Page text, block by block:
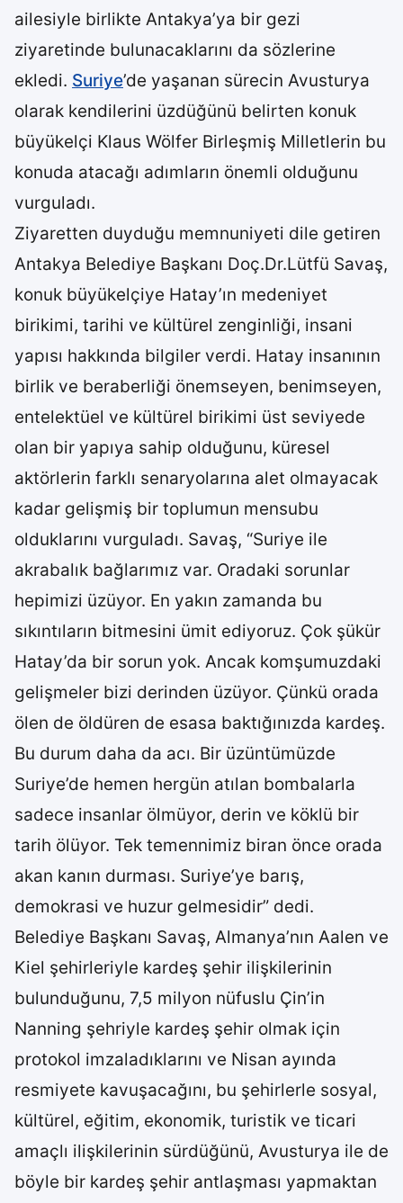
ailesiyle birlikte Antakya’ya bir gezi
ziyaretinde bulunacaklarını da sözlerine
ekledi. Suriye’de yaşanan sürecin Avusturya
olarak kendilerini üzdüğünü belirten konuk
büyükelçi Klaus Wölfer Birleşmiş Milletlerin bu
konuda atacağı adımların önemli olduğunu
vurguladı.
Ziyaretten duyduğu memnuniyeti dile getiren
Antakya Belediye Başkanı Doç.Dr.Lütfü Savaş,
konuk büyükelçiye Hatay’ın medeniyet
birikimi, tarihi ve kültürel zenginliği, insani
yapısı hakkında bilgiler verdi. Hatay insanının
birlik ve beraberliği önemseyen, benimseyen,
entelektüel ve kültürel birikimi üst seviyede
olan bir yapıya sahip olduğunu, küresel
aktörlerin farklı senaryolarına alet olmayacak
kadar gelişmiş bir toplumun mensubu
olduklarını vurguladı. Savaş, “Suriye ile
akrabalık bağlarımız var. Oradaki sorunlar
hepimizi üzüyor. En yakın zamanda bu
sıkıntıların bitmesini ümit ediyoruz. Çok şükür
Hatay’da bir sorun yok. Ancak komşumuzdaki
gelişmeler bizi derinden üzüyor. Çünkü orada
ölen de öldüren de esasa baktığınızda kardeş.
Bu durum daha da acı. Bir üzüntümüzde
Suriye’de hemen hergün atılan bombalarla
sadece insanlar ölmüyor, derin ve köklü bir
tarih ölüyor. Tek temennimiz biran önce orada
akan kanın durması. Suriye’ye barış,
demokrasi ve huzur gelmesidir” dedi.
Belediye Başkanı Savaş, Almanya’nın Aalen ve
Kiel şehirleriyle kardeş şehir ilişkilerinin
bulunduğunu, 7,5 milyon nüfuslu Çin’in
Nanning şehriyle kardeş şehir olmak için
protokol imzaladıklarını ve Nisan ayında
resmiyete kavuşacağını, bu şehirlerle sosyal,
kültürel, eğitim, ekonomik, turistik ve ticari
amaçlı ilişkilerinin sürdüğünü, Avusturya ile de
böyle bir kardeş şehir antlaşması yapmaktan